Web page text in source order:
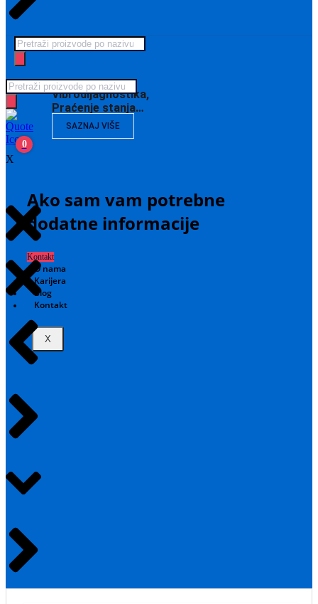
Vibrodijagnostika,
Praćenje stanja…
SAZNAJ VIŠE
Ako sam vam potrebne
dodatne informacije
Kontakt
O nama
Karijera
Blog
Kontakt
X
Products
search
Products
search
0
X